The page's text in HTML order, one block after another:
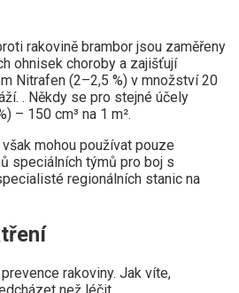
rakovině brambor jsou zaměřeny
ohnisek choroby a zajišťují
Nitrafen (2–2,5 %) v množství 20
. Někdy se pro stejné účely
– 150 cm³ na 1 m².
mohou používat pouze
speciálních týmů pro boj s
regionálních stanic na
rakoviny. Jak víte,
než léčit.